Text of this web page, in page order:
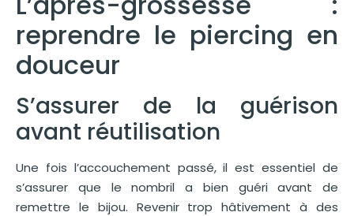
reprendre le piercing en
douceur
S’assurer de la guérison
avant réutilisation
Une fois l’accouchement passé, il est essentiel de
s’assurer que le nombril a bien guéri avant de
remettre le bijou. Revenir trop hâtivement à des